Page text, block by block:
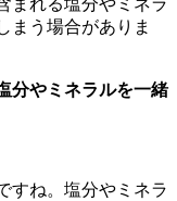
まう場合がありま
分やミネラルを一緒
すね。塩分やミネラ